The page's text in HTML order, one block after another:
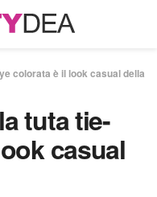
colorata è il look casual della
tuta tie-
casual